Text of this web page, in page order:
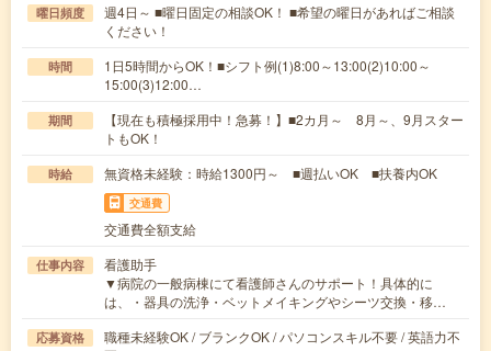
曜日頻度
週4日～ ■曜日固定の相談OK！ ■希望の曜日があればご相談
ください！
時間
1日5時間からOK！■シフト例(1)8:00～13:00(2)10:00～
15:00(3)12:00…
期間
【現在も積極採用中！急募！】■2カ月～ 8月～、9月スター
トもOK！
時給 無資格未経験：時給1300円～ ■週払いOK ■扶養内OK
交通費
交通費全額支給
仕事内容
看護助手
▼病院の一般病棟にて看護師さんのサポート！具体的に
は、・器具の洗浄・ベットメイキングやシーツ交換・移…
応募資格
職種未経験OK / ブランクOK / パソコンスキル不要 / 英語力不